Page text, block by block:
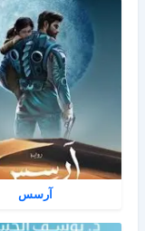
آرسس